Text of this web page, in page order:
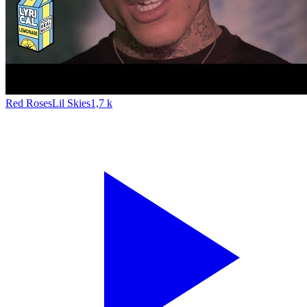
Red RosesLil Skies1,7 k